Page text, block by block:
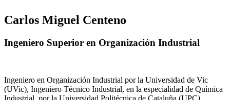
Carlos Miguel Centeno
Ingeniero Superior en Organización Industrial
Ingeniero en Organización Industrial por la Universidad de Vic
(UVic), Ingeniero Técnico Industrial, en la especialidad de Química
Industrial, por la Universidad Politécnica de Cataluña (UPC),